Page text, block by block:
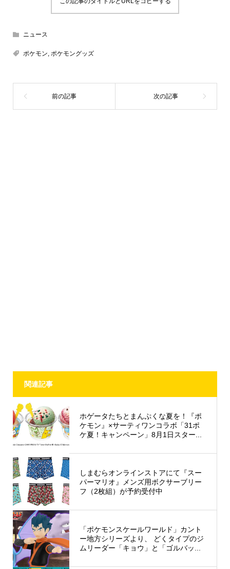
ニュース
ポケモン, ポケモングッズ
関連記事
ホゲータたちとまんぷくな夏を！『ポ
ケモン』×サーティワンコラボ「31ポ
ケ夏！キャンペーン」8月1日スター...
しまむらオンラインストアにて『スー
パーマリオ』メンズ用ボクサーブリー
フ（2枚組）が予約受付中
「ポケモンスケールワールド」カント
ー地方シリーズより、 どくタイプのジ
ムリーダー「キョウ」と「ゴルバッ...